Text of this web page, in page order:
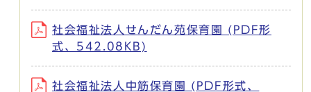
社会福祉法人せんだん苑保育園 (PDF形
式、542.08KB)
社会福祉法人中筋保育園 (PDF形式、